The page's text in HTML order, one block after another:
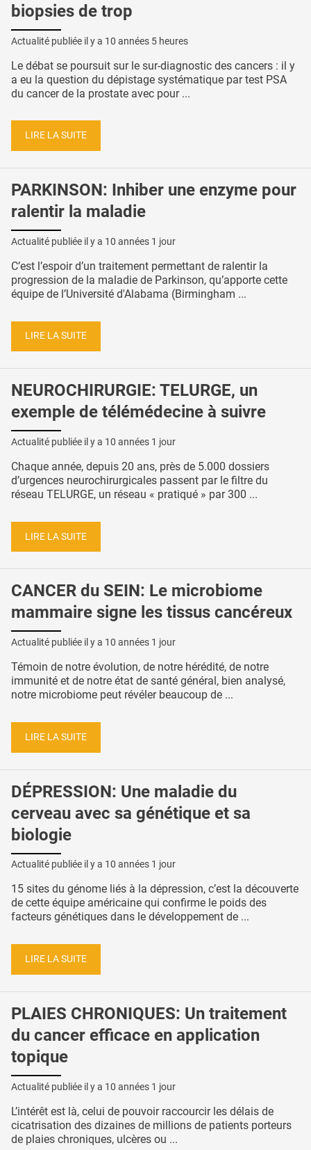
biopsies de trop
Actualité publiée il y a 10 années 5 heures
Le débat se poursuit sur le sur-diagnostic des cancers : il y
a eu la question du dépistage systématique par test PSA
du cancer de la prostate avec pour ...
LIRE LA SUITE
PARKINSON: Inhiber une enzyme pour
ralentir la maladie
Actualité publiée il y a 10 années 1 jour
C’est l’espoir d’un traitement permettant de ralentir la
progression de la maladie de Parkinson, qu’apporte cette
équipe de l’Université d'Alabama (Birmingham ...
LIRE LA SUITE
NEUROCHIRURGIE: TELURGE, un
exemple de télémédecine à suivre
Actualité publiée il y a 10 années 1 jour
Chaque année, depuis 20 ans, près de 5.000 dossiers
d’urgences neurochirurgicales passent par le filtre du
réseau TELURGE, un réseau « pratiqué » par 300 ...
LIRE LA SUITE
CANCER du SEIN: Le microbiome
mammaire signe les tissus cancéreux
Actualité publiée il y a 10 années 1 jour
Témoin de notre évolution, de notre hérédité, de notre
immunité et de notre état de santé général, bien analysé,
notre microbiome peut révéler beaucoup de ...
LIRE LA SUITE
DÉPRESSION: Une maladie du
cerveau avec sa génétique et sa
biologie
Actualité publiée il y a 10 années 1 jour
15 sites du génome liés à la dépression, c’est la découverte
de cette équipe américaine qui confirme le poids des
facteurs génétiques dans le développement de ...
LIRE LA SUITE
PLAIES CHRONIQUES: Un traitement
du cancer efficace en application
topique
Actualité publiée il y a 10 années 1 jour
L’intérêt est là, celui de pouvoir raccourcir les délais de
cicatrisation des dizaines de millions de patients porteurs
de plaies chroniques, ulcères ou ...